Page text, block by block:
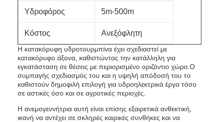
Υδροφόρος 5m-500m
Κόστος Ανεξόφλητη
Η κατακόρυφη υδροτουρμπίνα έχει σχεδιαστεί με
κατακόρυφο άξονα, καθιστώντας την κατάλληλη για
εγκατάσταση σε θέσεις με περιορισμένο οριζόντιο χώρο.Ο
συμπαγής σχεδιασμός του και η υψηλή απόδοσή του το
καθιστούν δημοφιλή επιλογή για υδροηλεκτρικά έργα τόσο
σε αστικές όσο και σε αγροτικές περιοχές.
Η ανεμογεννήτρια αυτή είναι επίσης εξαιρετικά ανθεκτική,
ικανή να αντέχει σε σκληρές καιρικές συνθήκες και να